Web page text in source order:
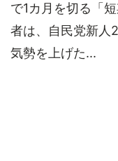
で1カ月を切る「
者は、自民党新人
気勢を上げた...